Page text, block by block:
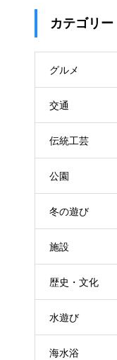
カテゴリー
グルメ
交通
伝統工芸
公園
冬の遊び
施設
歴史・文化
水遊び
海水浴